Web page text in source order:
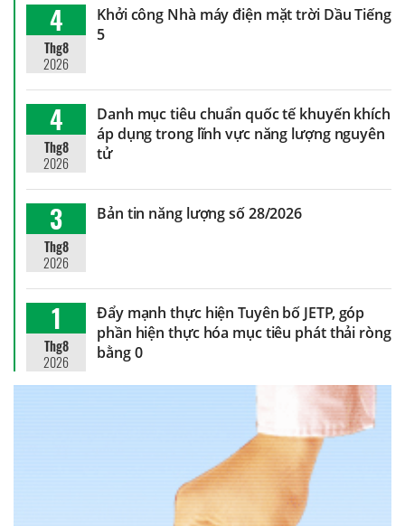
4
Thg8
2026
Khởi công Nhà máy điện mặt trời Dầu Tiếng
5
4
Thg8
2026
Danh mục tiêu chuẩn quốc tế khuyến khích
áp dụng trong lĩnh vực năng lượng nguyên
tử
3
Thg8
2026
Bản tin năng lượng số 28/2026
1
Thg8
2026
Đẩy mạnh thực hiện Tuyên bố JETP, góp
phần hiện thực hóa mục tiêu phát thải ròng
bằng 0